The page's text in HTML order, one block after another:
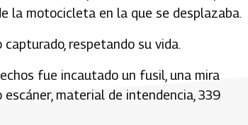
la motocicleta en la que se desplazaba.
respetando su vida.
fue incautado un fusil, una mira
material de intendencia, 339